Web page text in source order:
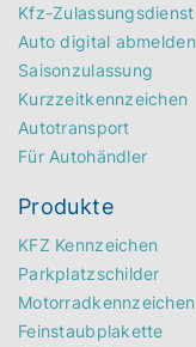
Kfz-Zulassungsdienst
Auto digital abmelden
Saisonzulassung
Kurzzeitkennzeichen
Autotransport
Für Autohändler
Produkte
KFZ Kennzeichen
Parkplatzschilder
Motorradkennzeichen
Feinstaubplakette